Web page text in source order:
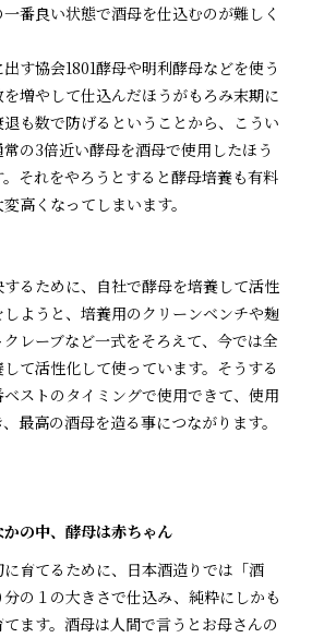
番良い状態で酒母を仕込むのが難しく
す協会1801酵母や明利酵母などを使う
増やして仕込んだほうがもろみ末期に
も数で防げるということから、こうい
の3倍近い酵母を酒母で使用したほう
それをやろうとすると酵母培養も有料
高くなってしまいます。
るために、自社で酵母を培養して活性
ようと、培養用のクリーンベンチや麹
レーブなど一式をそろえて、今では全
て活性化して使っています。そうする
ストのタイミングで使用できて、使用
最高の酒母を造る事につながります。
の中、酵母は赤ちゃん
育てるために、日本酒造りでは「酒
の１の大きさで仕込み、純粋にしかも
ます。酒母は人間で言うとお母さんの